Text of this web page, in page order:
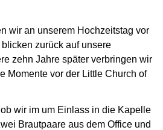
wir an unserem Hochzeitstag vor
zurück auf unsere
zehn Jahre später verbringen wir
Momente vor der Little Church of
wir im um Einlass in die Kapelle
Brautpaare aus dem Office und